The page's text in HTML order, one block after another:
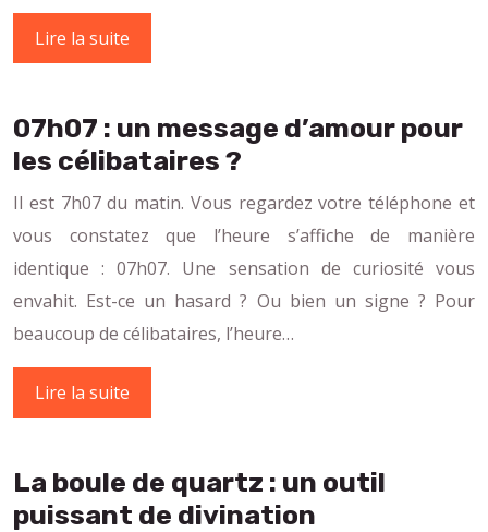
Lire la suite
07h07 : un message d’amour pour
les célibataires ?
Il est 7h07 du matin. Vous regardez votre téléphone et
vous constatez que l’heure s’affiche de manière
identique : 07h07. Une sensation de curiosité vous
envahit. Est-ce un hasard ? Ou bien un signe ? Pour
beaucoup de célibataires, l’heure…
Lire la suite
La boule de quartz : un outil
puissant de divination